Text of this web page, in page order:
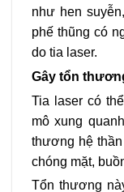
như hen
phế thũng có
do tia laser.
Gây tổn
Tia laser có
mô xung
thương hệ
chóng mặt,
Tổn thương